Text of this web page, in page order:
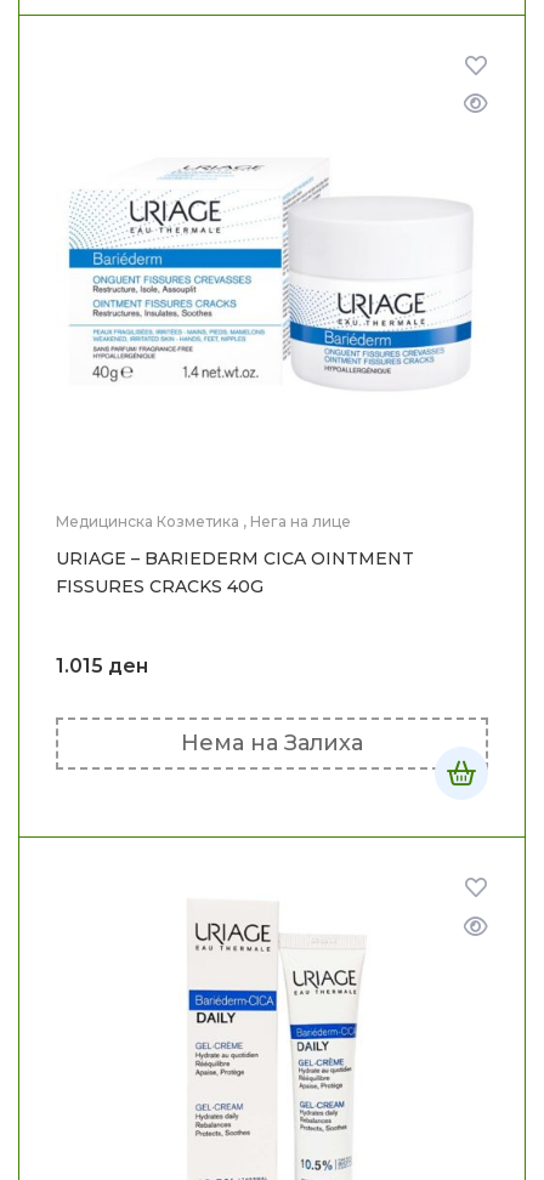
Медицинска Козметика , Нега на лице
URIAGE – BARIEDERM CICA OINTMENT
FISSURES CRACKS 40G
1.015 ден
Нема на Залиха